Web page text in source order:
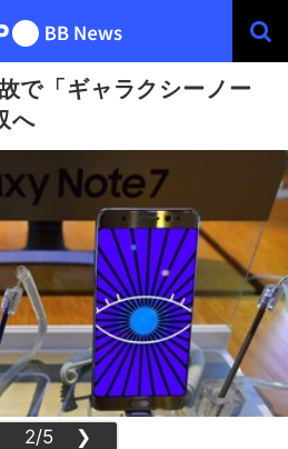
で「ギャラクシーノー
へ
2/5 ❯